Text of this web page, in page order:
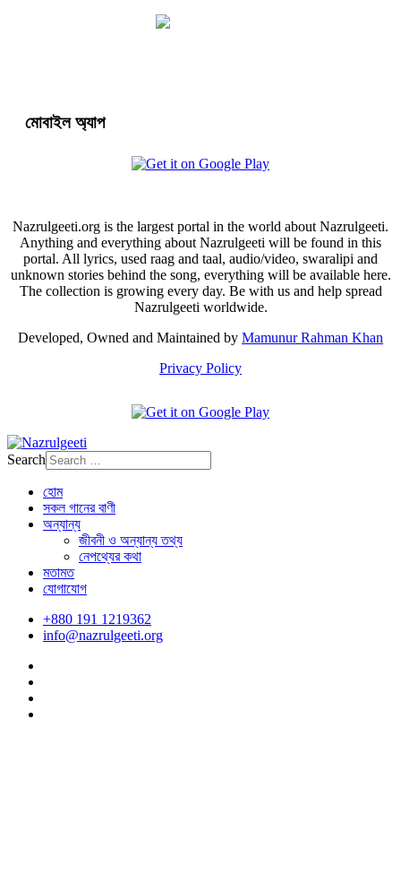
মোবাইল অ্যাপ
Nazrulgeeti.org is the largest portal in the world about Nazrulgeeti.
Anything and everything about Nazrulgeeti will be found in this
portal. All lyrics, used raag and taal, audio/video, swaralipi and
unknown stories behind the song, everything will be available here.
The collection is growing every day. Be with us and help spread
Nazrulgeeti worldwide.
Developed, Owned and Maintained by Mamunur Rahman Khan
Privacy Policy
Search
হোম
সকল গানের বাণী
অন্যান্য
জীবনী ও অন্যান্য তথ্য
নেপথ্যের কথা
মতামত
যোগাযোগ
+880 191 1219362
info@nazrulgeeti.org